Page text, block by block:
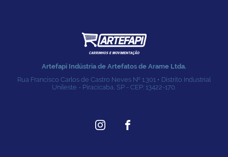
Artefapi Indústria de Artefatos de Arame Ltda.
Rua Francisco Carlos de Castro Neves № 1.301 • Distrito Industrial
Unileste - Piracicaba, SP - CEP: 13422-170.